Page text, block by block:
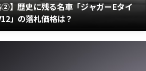
②】歴史に残る名車「ジャガーEタイ
」の落札価格は？